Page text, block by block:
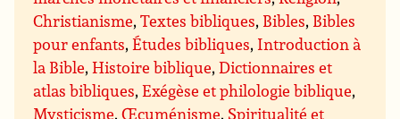
Christianisme,Textes bibliques, Bibles, Bibles
pour enfants,Études bibliques, Introduction à
la Bible,Histoire biblique,Dictionnaires et
atlas bibliques,Exégèse et philologie biblique,
Mysticisme,Œcuménisme, Spiritualité et